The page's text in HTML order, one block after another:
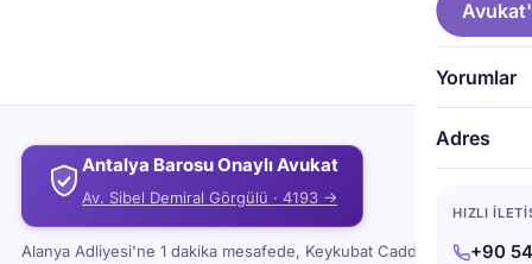
Yorumlar
Adres
HIZLI
+90
gözden geçirmeli ve onaylamalıdır. Son olarak,
anlaşmanın yasal olarak geçerli olması için
imzalanması ve noter tasdikli olması gerekir. Daha
fazla bilgi için Alanya’da bir avukat randevu alınabilir.
Antalya Barosu Onaylı Avukat
Av. Sibel Demiral Görgülü · 4193 →
Alanya Adliyesi'ne 1 dakika mesafede, Keykubat Caddesi'ndeki